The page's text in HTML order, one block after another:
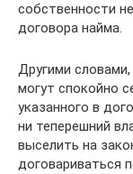
собственности
договора найма.
Другими
могут спокойно
указанного в
ни теперешний
выселить на
договариваться